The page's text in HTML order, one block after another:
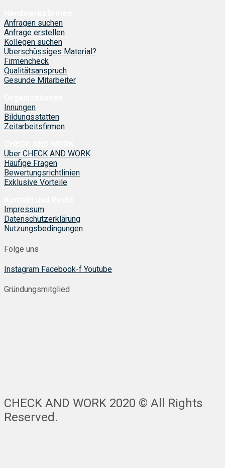
Anfragen suchen
Anfrage erstellen
Kollegen suchen
Überschüssiges Material?
Firmencheck
Qualitätsanspruch
Gesunde Mitarbeiter
Innungen
Bildungsstätten
Zeitarbeitsfirmen
Über CHECK AND WORK
Häufige Fragen
Bewertungsrichtlinien
Exklusive Vorteile
Impressum
Datenschutzerklärung
Nutzungsbedingungen
Folge uns
Instagram Facebook-f Youtube
Gründungsmitglied
CHECK AND WORK 2020 © All Rights
Reserved.